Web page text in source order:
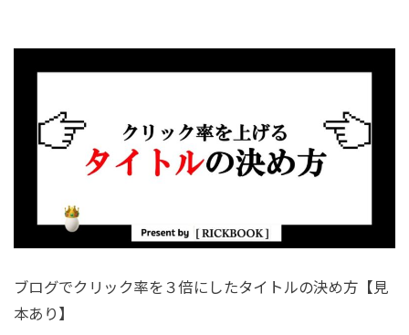
ブログでクリック率を３倍にしたタイトルの決め方【見
本あり】